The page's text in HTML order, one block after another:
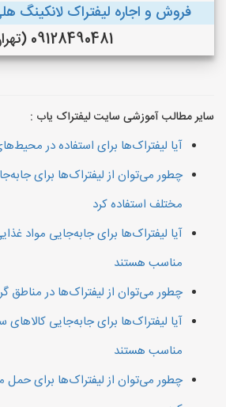
فروش و اجاره لیفتراک لانکینگ
09128490481 (تهران)
سایر مطالب آموزشی سایت لیفتراک یاب :
آیا لیفتراک‌ها برای استفاده در
چطور می‌توان از لیفتراک‌ها برای
مختلف استفاده کرد
آیا لیفتراک‌ها برای جابه‌جایی مواد
مناسب هستند
چطور می‌توان از لیفتراک‌ها در مناطق
آیا لیفتراک‌ها برای جابه‌جایی
مناسب هستند
چطور می‌توان از لیفتراک‌ها برای حمل